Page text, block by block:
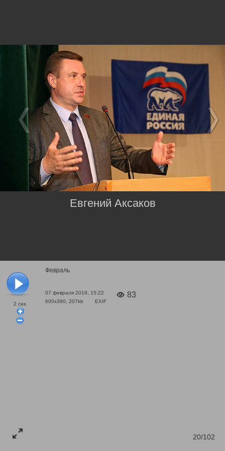
2 сек.
Февраль
07 февраля 2019, 15:22
600x390, 207kb
EXIF
83
20/102
Евгений Аксаков